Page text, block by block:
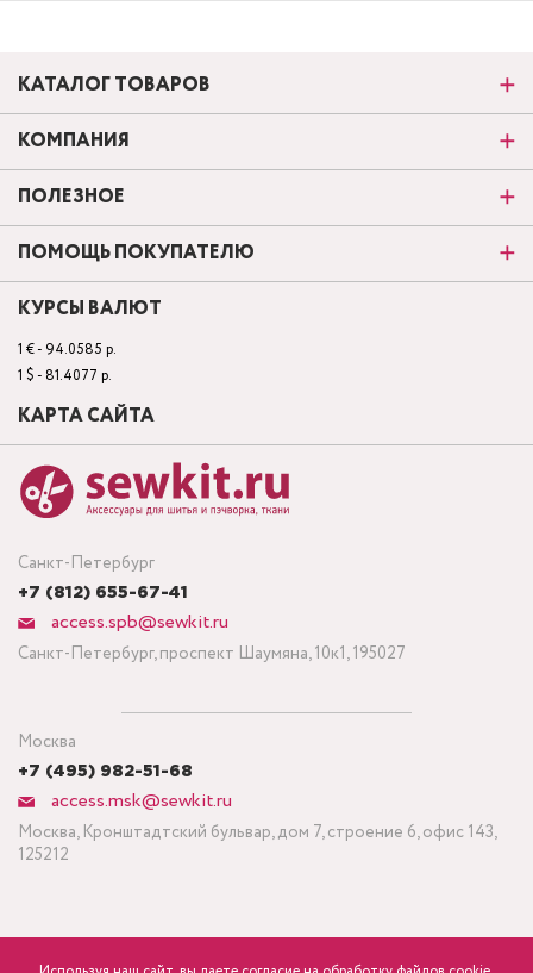
Санкт-Петербург
+7 (812) 655-67-41
access.spb@sewkit.ru
Санкт-Петербург, проспект Шаумяна, 10к1, 195027
Москва
+7 (495) 982-51-68
access.msk@sewkit.ru
Москва, Кронштадтский бульвар, дом 7, строение 6, офис 143,
125212
КАТАЛОГ ТОВАРОВ
КОМПАНИЯ
ПОЛЕЗНОЕ
ПОМОЩЬ ПОКУПАТЕЛЮ
КУРСЫ ВАЛЮТ
1 € - 94.0585 р.
1 $ - 81.4077 р.
КАРТА САЙТА